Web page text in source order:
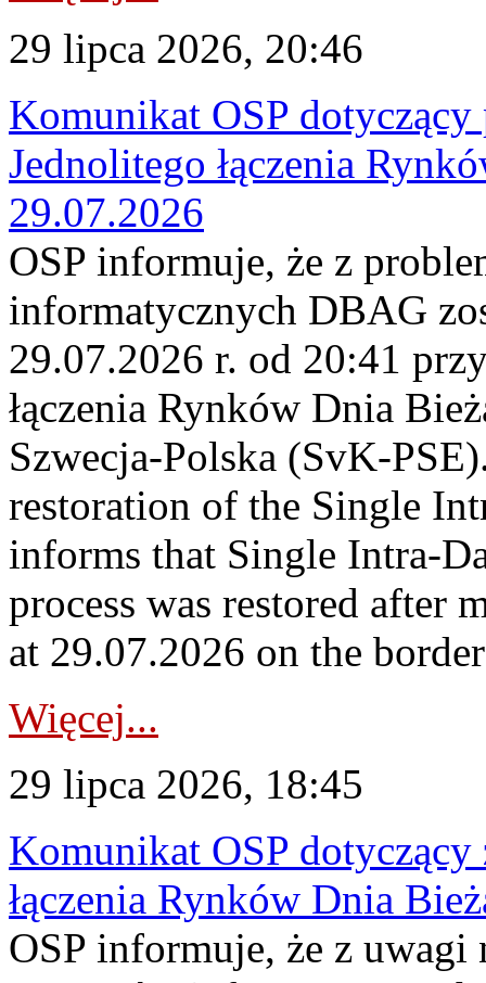
29 lipca 2026, 20:46
Komunikat OSP
Jednolitego łączenia
29.07.2026
OSP informuje, że z
informatycznych DBAG
29.07.2026 r. od 20:41
łączenia Rynków Dnia
Szwecja-Polska (SvK-
restoration of the Single
informs that Single Intra-
process was restored after
at 29.07.2026 on the
Więcej...
29 lipca 2026, 18:45
Komunikat OSP dotyczący
łączenia Rynków Dnia
OSP informuje, że z uwagi